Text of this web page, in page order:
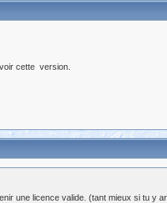
cette version.
une licence valide. (tant mieux si tu y